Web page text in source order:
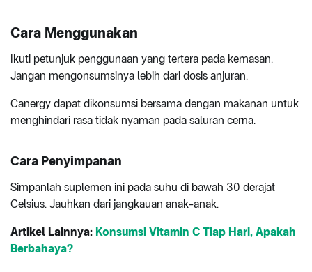
Cara Menggunakan
Ikuti petunjuk penggunaan yang tertera pada kemasan.
Jangan mengonsumsinya lebih dari dosis anjuran.
Canergy dapat dikonsumsi bersama dengan makanan untuk
menghindari rasa tidak nyaman pada saluran cerna.
Cara Penyimpanan
Simpanlah suplemen ini pada suhu di bawah 30 derajat
Celsius. Jauhkan dari jangkauan anak-anak.
Artikel Lainnya: Konsumsi Vitamin C Tiap Hari, Apakah
Berbahaya?